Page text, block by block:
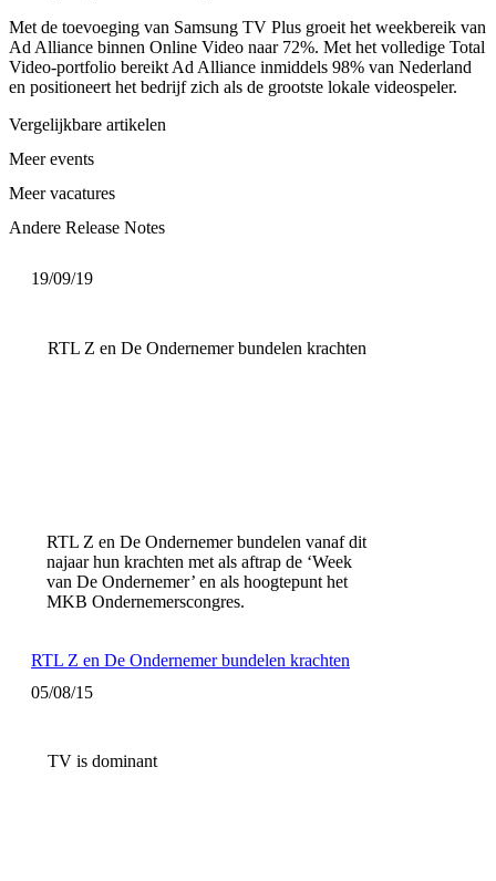
Met de toevoeging van Samsung TV Plus groeit het weekbereik van
Ad Alliance binnen Online Video naar 72%. Met het volledige Total
Video-portfolio bereikt Ad Alliance inmiddels 98% van Nederland
en positioneert het bedrijf zich als de grootste lokale videospeler.
Vergelijkbare artikelen
Meer events
Meer vacatures
Andere Release Notes
19/09/19
RTL Z en De Ondernemer bundelen krachten
RTL Z en De Ondernemer bundelen vanaf dit
najaar hun krachten met als aftrap de ‘Week
van De Ondernemer’ en als hoogtepunt het
MKB Ondernemerscongres.
RTL Z en De Ondernemer bundelen krachten
05/08/15
TV is dominant